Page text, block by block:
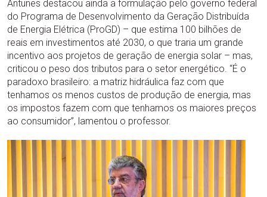
Antunes destacou ainda a formulação pelo governo federal
do Programa de Desenvolvimento da Geração Distribuída
de Energia Elétrica (ProGD) – que estima 100 bilhões de
reais em investimentos até 2030, o que traria um grande
incentivo aos projetos de geração de energia solar – mas,
criticou o peso dos tributos para o setor energético. “É o
paradoxo brasileiro: a matriz hidráulica faz com que
tenhamos os menos custos de produção de energia, mas
os impostos fazem com que tenhamos os maiores preços
ao consumidor”, lamentou o professor.